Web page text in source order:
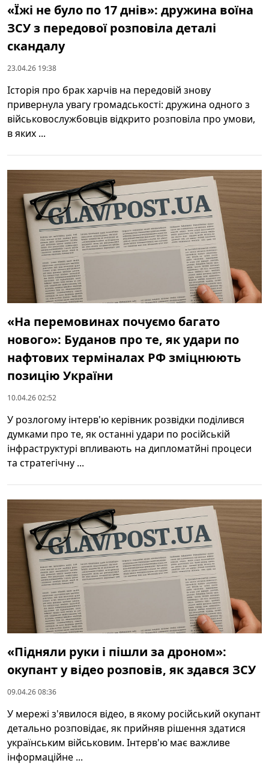
«Їжі не було по 17 днів»: дружина воїна
ЗСУ з передової розповіла деталі
скандалу
23.04.26 19:38
Історія про брак харчів на передовій знову
привернула увагу громадськості: дружина одного з
військовослужбовців відкрито розповіла про умови,
в яких ...
«На перемовинах почуємо багато
нового»: Буданов про те, як удари по
нафтових терміналах РФ зміцнюють
позицію України
10.04.26 02:52
У розлогому інтерв'ю керівник розвідки поділився
думками про те, як останні удари по російській
інфраструктурі впливають на дипломатйні процеси
та стратегічну ...
«Підняли руки і пішли за дроном»:
окупант у відео розповів, як здався ЗСУ
09.04.26 08:36
У мережі з'явилося відео, в якому російський окупант
детально розповідає, як прийняв рішення здатися
українським військовим. Інтерв'ю має важливе
інформаційне ...